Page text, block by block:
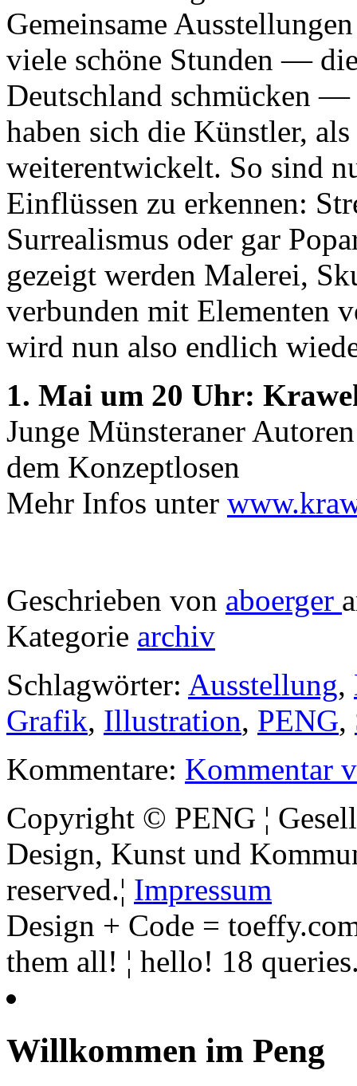
Gemeinsame
viele schöne Stunden —
Deutschland schmücken
haben sich die Künstler,
weiterentwickelt. So sind
Einflüssen zu erkennen:
Surrealismus oder gar
gezeigt werden Malerei,
verbunden mit Elementen
wird nun also endlich
1. Mai um 20 Uhr:
Junge Münsteraner
dem Konzeptlosen
Mehr Infos unter
Geschrieben von aboerger
Kategorie archiv
Schlagwörter: Ausstellung,
Grafik, Illustration, PENG,
Kommentare: Kommentar
Copyright © PENG ¦
Design, Kunst und
reserved.¦ Impressum
Design + Code =
them all! ¦ hello! 18
Willkommen im Peng